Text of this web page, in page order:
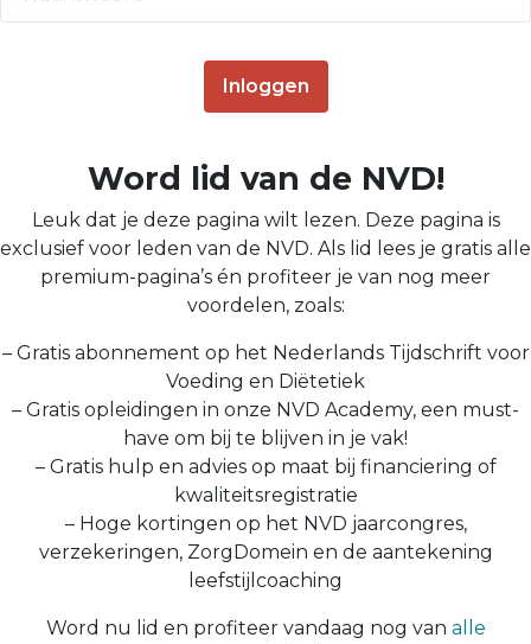
Inloggen
Word lid van de NVD!
Leuk dat je deze pagina wilt lezen. Deze pagina is
exclusief voor leden van de NVD. Als lid lees je gratis alle
premium-pagina’s én profiteer je van nog meer
voordelen, zoals:
– Gratis abonnement op het Nederlands Tijdschrift voor
Voeding en Diëtetiek
– Gratis opleidingen in onze NVD Academy, een must-
have om bij te blijven in je vak!
– Gratis hulp en advies op maat bij financiering of
kwaliteitsregistratie
– Hoge kortingen op het NVD jaarcongres,
verzekeringen, ZorgDomein en de aantekening
leefstijlcoaching
Word nu lid en profiteer vandaag nog van alle